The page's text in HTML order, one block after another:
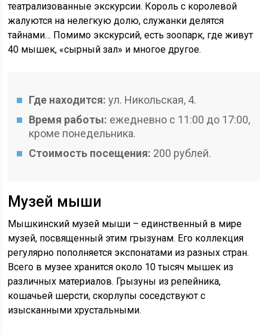
театрализованные экскурсии. Король с королевой
жалуются на нелегкую долю, служанки делятся
тайнами… Помимо экскурсий, есть зоопарк, где живут
40 мышек, «сырный зал» и многое другое.
Где находится:ул. Никольская, 4.
Время работы: ежедневно с 11:00 до 17:00,
кроме понедельника.
Стоимость посещения: 200 рублей.
Музей мыши
Мышкинский музей мыши – единственный в мире
музей, посвященный этим грызунам. Его коллекция
регулярно пополняется экспонатами из разных стран.
Всего в музее хранится около 10 тысяч мышек из
различных материалов. Грызуны из репейника,
кошачьей шерсти, скорлупы соседствуют с
изысканными хрустальными.